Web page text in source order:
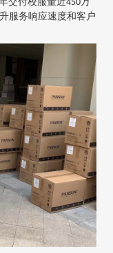
交付校服量近450万
服务响应速度和客户